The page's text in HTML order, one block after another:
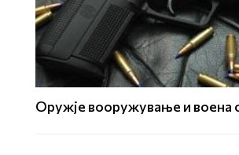
Оружје вооружување и воена